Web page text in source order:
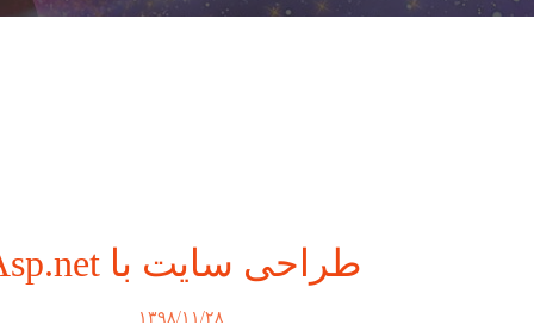
طراحی سایت با Asp.net
۱۳۹۸/۱۱/۲۸